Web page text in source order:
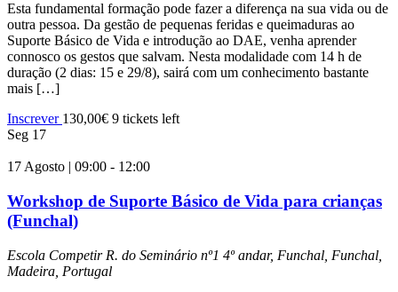
Esta fundamental formação pode fazer a diferença na sua vida ou de
outra pessoa. Da gestão de pequenas feridas e queimaduras ao
Suporte Básico de Vida e introdução ao DAE, venha aprender
connosco os gestos que salvam. Nesta modalidade com 14 h de
duração (2 dias: 15 e 29/8), sairá com um conhecimento bastante
mais […]
Inscrever 130,00€ 9 tickets left
Seg 17
17 Agosto | 09:00 - 12:00
Workshop de Suporte Básico de Vida para crianças
(Funchal)
Escola Competir R. do Seminário nº1 4º andar, Funchal, Funchal,
Madeira, Portugal